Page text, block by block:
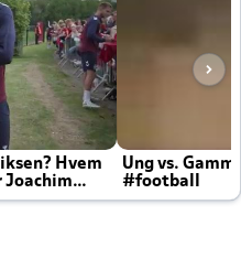
Hvem
Joachim
Ung vs.
#football